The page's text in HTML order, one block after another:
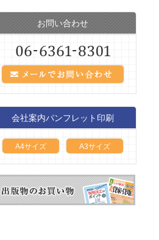
お問い合わせ
会社案内パンフレット印刷
A4サイズ A3サイズ